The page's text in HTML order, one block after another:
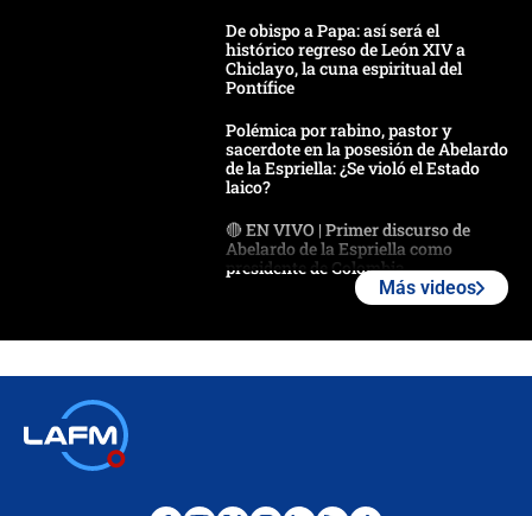
De obispo a Papa: así será el
histórico regreso de León XIV a
Chiclayo, la cuna espiritual del
Pontífice
Polémica por rabino, pastor y
sacerdote en la posesión de Abelardo
de la Espriella: ¿Se violó el Estado
laico?
🔴 EN VIVO | Primer discurso de
Abelardo de la Espriella como
presidente de Colombia
Más videos